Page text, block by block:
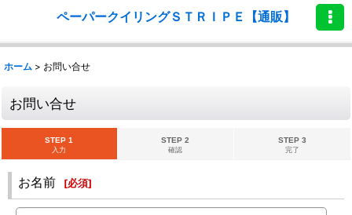
ペーパークイリングＳＴＲＩＰＥ【通販】
ホーム > お問い合せ
お問い合せ
STEP 1
入力
STEP 2
確認
STEP 3
完了
お名前 [必須]